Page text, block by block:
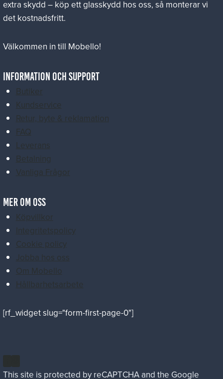
extra skydd – köp ett glasskydd hos oss, så monterar vi
det kostnadsfritt.
Välkommen in till Mobello!
Information och Support
Butiker
Kundservice
Retur, byte & reklamation
FAQ
Leverans
Betalning
Vanliga Frågor
MER OM OSS
Köpvillkor
Integritetspolicy
Cookie policy
Jobba hos oss
Om Mobello
Hållbarhetsarbete
[rf_widget slug="form-first-page-0"]
This site is protected by reCAPTCHA and the Google